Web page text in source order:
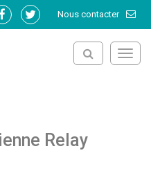
Nous contacter
Lien
Lien
Relay